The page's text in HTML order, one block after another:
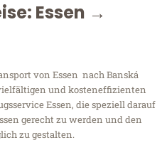
Essen →
von Essen nach Banská
und kosteneffizienten
Essen, die speziell darauf
gerecht zu werden und den
zu gestalten.